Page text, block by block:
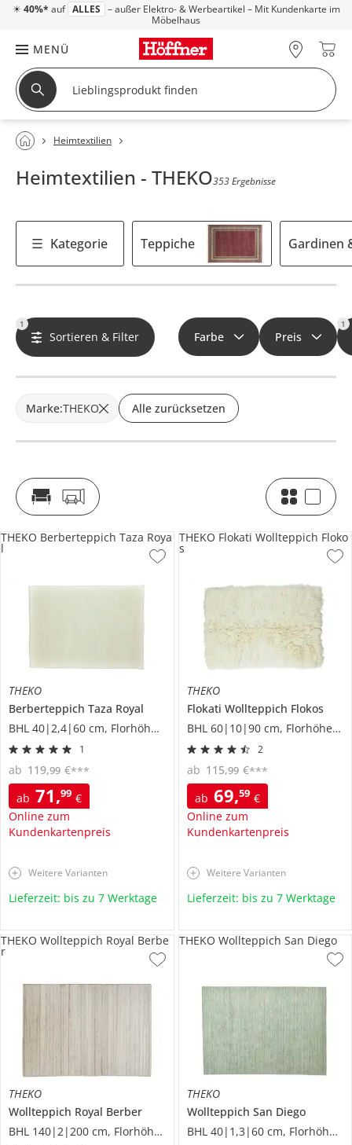
☀ 40%* auf ALLES – außer Elektro- & Werbeartikel – Mit Kundenkarte im
Möbelhaus
MENÜ
Heimtextilien
Heimtextilien - THEKO353 Ergebnisse
Kategorie Teppiche Gardinen
1
Sortieren & Filter Farbe Preis
1
Marke:THEKO Alle zurücksetzen
THEKO
Berberteppich Taza Royal
BHL 40|2,4|60 cm, Florhöhe 2 cm
1
ab 71,99 €
Online zum
Kundenkartenpreis
ab 119,99 €***
THEKO Berberteppich Taza Roya
l
Weitere Varianten
Lieferzeit: bis zu 7 Werktage
THEKO
Flokati Wollteppich Flokos
BHL 60|10|90 cm, Florhöhe 8 cm
2
ab 69,59 €
Online zum
Kundenkartenpreis
ab 115,99 €***
THEKO Flokati Wollteppich Floko
s
Weitere Varianten
Lieferzeit: bis zu 7 Werktage
THEKO
Wollteppich Royal Berber
BHL 140|2|200 cm, Florhöhe 1,6 cm
THEKO Wollteppich Royal Berbe
r
THEKO
Wollteppich San Diego
BHL 40|1,3|60 cm, Florhöhe 1,1 cm
THEKO Wollteppich San Diego